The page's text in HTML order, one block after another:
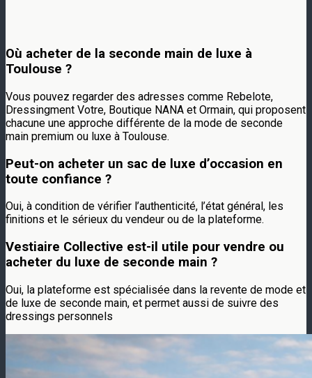
Où acheter de la seconde main de luxe à
Toulouse ?
Vous pouvez regarder des adresses comme Rebelote,
Dressingment Votre, Boutique NANA et Ormain, qui proposent
chacune une approche différente de la mode de seconde
main premium ou luxe à Toulouse.
Peut-on acheter un sac de luxe d’occasion en
toute confiance ?
Oui, à condition de vérifier l’authenticité, l’état général, les
finitions et le sérieux du vendeur ou de la plateforme.
Vestiaire Collective est-il utile pour vendre ou
acheter du luxe de seconde main ?
Oui, la plateforme est spécialisée dans la revente de mode et
de luxe de seconde main, et permet aussi de suivre des
dressings personnels